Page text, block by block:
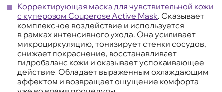
Корректирующая маска для чувствительной кожи
с куперозом Couperose Active Mask. Оказывает
комплексное воздействие и используется
в рамках интенсивного ухода. Она усиливает
микроциркуляцию, тонизирует стенки сосудов,
снижает покраснение, восстанавливает
гидробаланс кожи и оказывает успокаивающее
действие. Обладает выраженным охлаждающим
эффектом и возвращает ощущение комфорта